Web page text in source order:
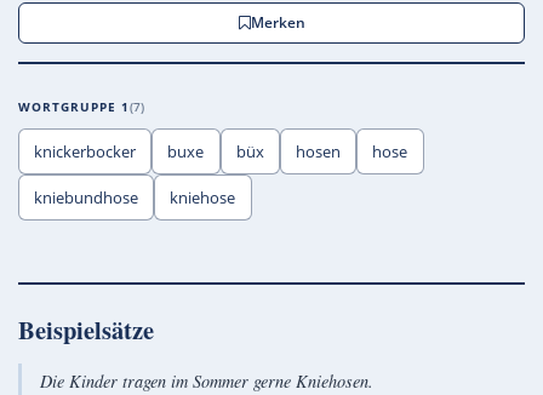
Merken
WORTGRUPPE 1 7
knickerbocker buxe büx hosen hose
kniebundhose kniehose
Beispielsätze
Die Kinder tragen im Sommer gerne Kniehosen.